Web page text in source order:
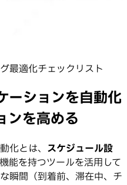
最適化チェックリスト
ーションを自動化
ンを高める
化とは、 スケジュール設
機能を持つツールを活用して
瞬間（到着前、滞在中、チ